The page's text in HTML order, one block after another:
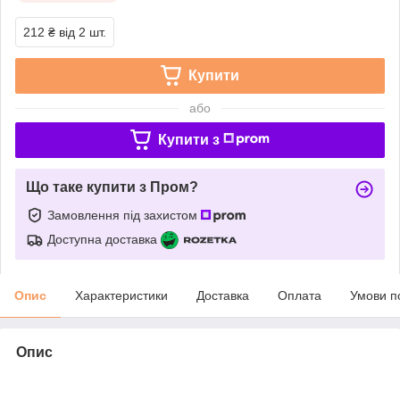
212 ₴ від 2 шт.
Купити
або
Купити з
Що таке купити з Пром?
Замовлення під захистом
Доступна доставка
Опис Характеристики Доставка Оплата Умови
Опис